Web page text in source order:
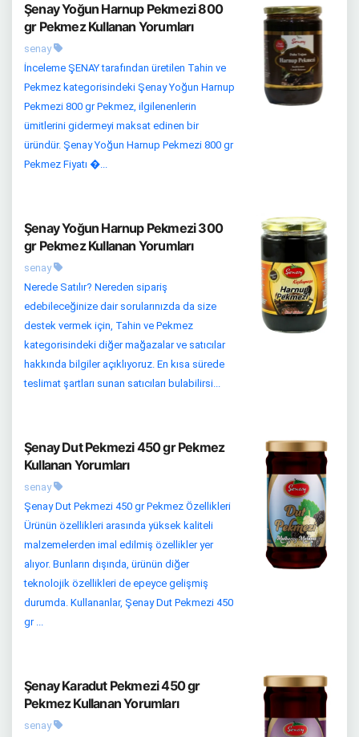
Şenay Yoğun Harnup Pekmezi 800
gr Pekmez Kullanan Yorumları
senay
İnceleme ŞENAY tarafından üretilen Tahin ve
Pekmez kategorisindeki Şenay Yoğun Harnup
Pekmezi 800 gr Pekmez, ilgilenenlerin
ümitlerini gidermeyi maksat edinen bir
üründür. Şenay Yoğun Harnup Pekmezi 800 gr
Pekmez Fiyatı �...
Şenay Yoğun Harnup Pekmezi 300
gr Pekmez Kullanan Yorumları
senay
Nerede Satılır? Nereden sipariş
edebileceğinize dair sorularınızda da size
destek vermek için, Tahin ve Pekmez
kategorisindeki diğer mağazalar ve satıcılar
hakkında bilgiler açıklıyoruz. En kısa sürede
teslimat şartları sunan satıcıları bulabilirsi...
Şenay Dut Pekmezi 450 gr Pekmez
Kullanan Yorumları
senay
Şenay Dut Pekmezi 450 gr Pekmez Özellikleri
Ürünün özellikleri arasında yüksek kaliteli
malzemelerden imal edilmiş özellikler yer
alıyor. Bunların dışında, ürünün diğer
teknolojik özellikleri de epeyce gelişmiş
durumda. Kullananlar, Şenay Dut Pekmezi 450
gr ...
Şenay Karadut Pekmezi 450 gr
Pekmez Kullanan Yorumları
senay